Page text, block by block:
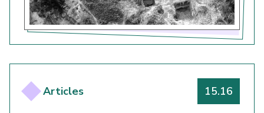
Articles Numéro
15.16